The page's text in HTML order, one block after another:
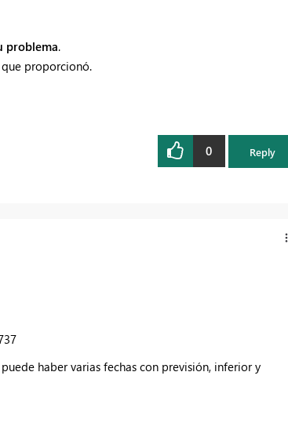
problema.
proporcionó.
0 Reply
haber varias fechas con previsión, inferior y